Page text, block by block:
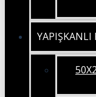
YAPIŞKANLI